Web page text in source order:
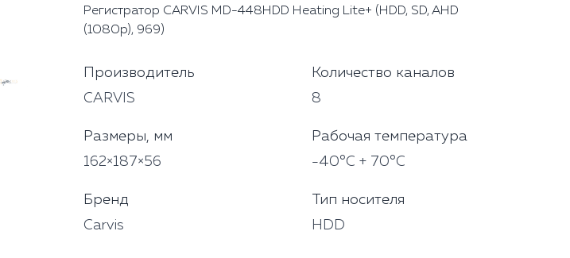
Регистратор CARVIS MD-448HDD Heating Lite+ (HDD, SD, AHD
(1080p), 969)
Производитель
CARVIS
Количество каналов
8
Размеры, мм
162×187×56
Рабочая температура
-40°С + 70°С
Бренд
Carvis
Тип носителя
HDD